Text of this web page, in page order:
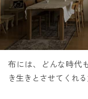
布には、どんな時代
き生きとさせてくれる